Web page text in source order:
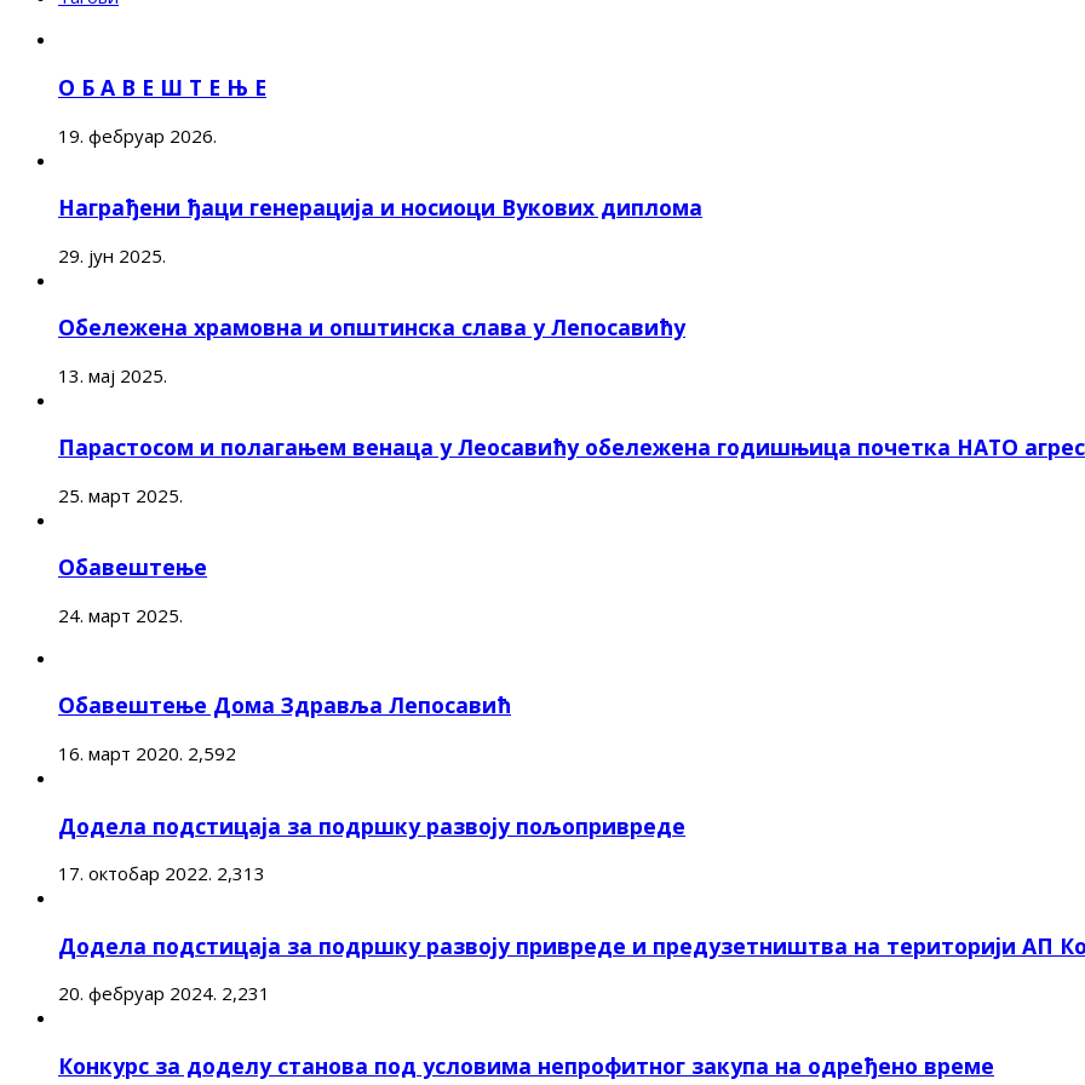
О Б А В Е Ш Т Е Њ Е
19. фебруар 2026.
Награђени ђаци генерација и носиоци Вукових диплома
29. јун 2025.
Обележена храмовна и општинска слава у Лепосавићу
13. мај 2025.
Парастосом и полагањем венаца у Леосавићу обележена годишњица почетка НАТО
25. март 2025.
Обавештење
24. март 2025.
Обавештење Дома Здравља Лепосавић
16. март 2020. 2,592
Додела подстицаја за подршку развоју пољопривреде
17. октобар 2022. 2,313
Додела подстицаја за подршку развоју привреде и предузетништва на територији АП
20. фебруар 2024. 2,231
Конкурс за доделу станова под условима непрофитног закупа на одређено време